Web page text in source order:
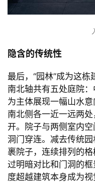
与
景
观
建
筑
专
教
登录
隐含的传统性
最后，“园林”成为这栋
南北轴共有五处庭院
为主体展现一幅山水
南北侧各一近一远两处
开。院子与两侧室内
洞门穿连。减去传统